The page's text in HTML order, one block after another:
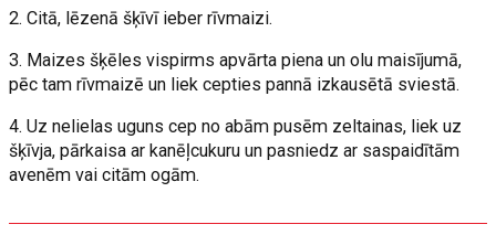
2. Citā, lēzenā šķīvī ieber rīvmaizi.
3. Maizes šķēles vispirms apvārta piena un olu maisījumā,
pēc tam rīvmaizē un liek cepties pannā izkausētā sviestā.
4. Uz nelielas uguns cep no abām pusēm zeltainas, liek uz
šķīvja, pārkaisa ar kanēļcukuru un pasniedz ar saspaidītām
avenēm vai citām ogām.